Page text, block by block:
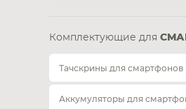
Комплектующие для
Тачскрины для смартфонов
Аккумуляторы для